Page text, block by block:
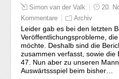
Simon van der Valk 20.
Kommentare
Archiv
Leider gab es bei den letzten
Veröffentlichungsprobleme,
möchte. Deshalb sind die
zusammen verfasst, sowie die
47. Nun aber zu unseren
Auswärtssspiel beim bisher…